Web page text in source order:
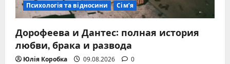
Психологія та відносини Сім’я
Дорофеева и Дантес: полная история
любви, брака и развода
Юлія Коробка 09.08.2026 0